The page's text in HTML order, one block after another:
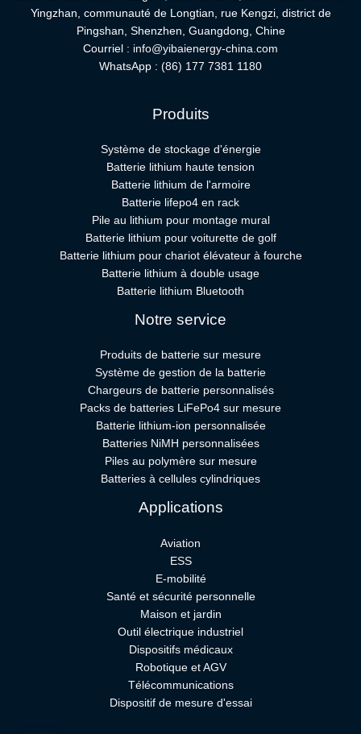
Yingzhan, communauté de Longtian, rue Kengzi, district de
Pingshan, Shenzhen, Guangdong, Chine
Courriel : info@yibaienergy-china.com
WhatsApp : (86) 177 7381 1180
Produits
Système de stockage d'énergie
Batterie lithium haute tension
Batterie lithium de l'armoire
Batterie lifepo4 en rack
Pile au lithium pour montage mural
Batterie lithium pour voiturette de golf
Batterie lithium pour chariot élévateur à fourche
Batterie lithium à double usage
Batterie lithium Bluetooth
Notre service
Produits de batterie sur mesure
Système de gestion de la batterie
Chargeurs de batterie personnalisés
Packs de batteries LiFePo4 sur mesure
Batterie lithium-ion personnalisée
Batteries NiMH personnalisées
Piles au polymère sur mesure
Batteries à cellules cylindriques
Applications
Aviation
ESS
E-mobilité
Santé et sécurité personnelle
Maison et jardin
Outil électrique industriel
Dispositifs médicaux
Robotique et AGV
Télécommunications
Dispositif de mesure d'essai